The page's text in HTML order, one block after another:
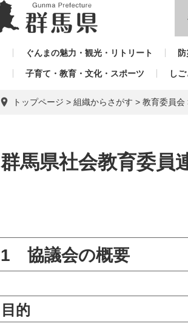
ぐんまの魅力・観光・リトリート
子育て・教育・文化・スポーツ し
トップページ > 組織からさがす > 教育委員会
群馬県社会教育委員
1 協議会の概要
目的